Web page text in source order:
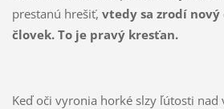
prestanú hrešiť, vtedy sa zrodí
človek. To je pravý kresťan.
Keď oči vyronia horké slzy ľútosti nad